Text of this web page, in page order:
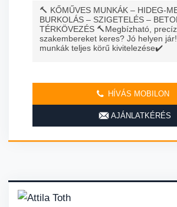
🔨 KŐMŰVES MUNKÁK – HIDEG-
BURKOLÁS – SZIGETELÉS –
TÉRKÖVEZÉS 🔨Megbízható, precíz
szakembereket keres? Jó helyen
munkák teljes körű kivitelezése✔️
HÍVÁS MOBILON
AJÁNLATKÉRÉS